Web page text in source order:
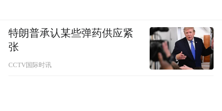
特朗普承认某些弹药供应紧
张
CCTV国际时讯